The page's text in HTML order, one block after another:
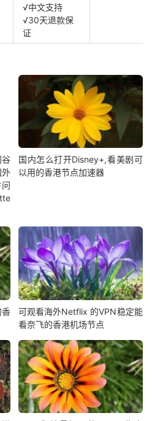
√中文支持
√30天退款保
证
国内怎么打开Disney+,看美剧可
以用的香港节点加速器
可观看海外Netflix 的VPN稳定能
看奈飞的香港机场节点